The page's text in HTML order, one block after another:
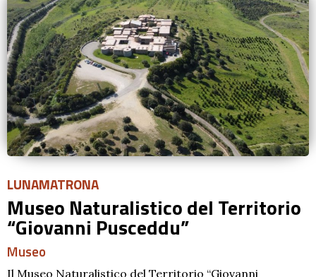
LUNAMATRONA
Museo Naturalistico del Territorio
“Giovanni Pusceddu”
Museo
Il Museo Naturalistico del Territorio “Giovanni